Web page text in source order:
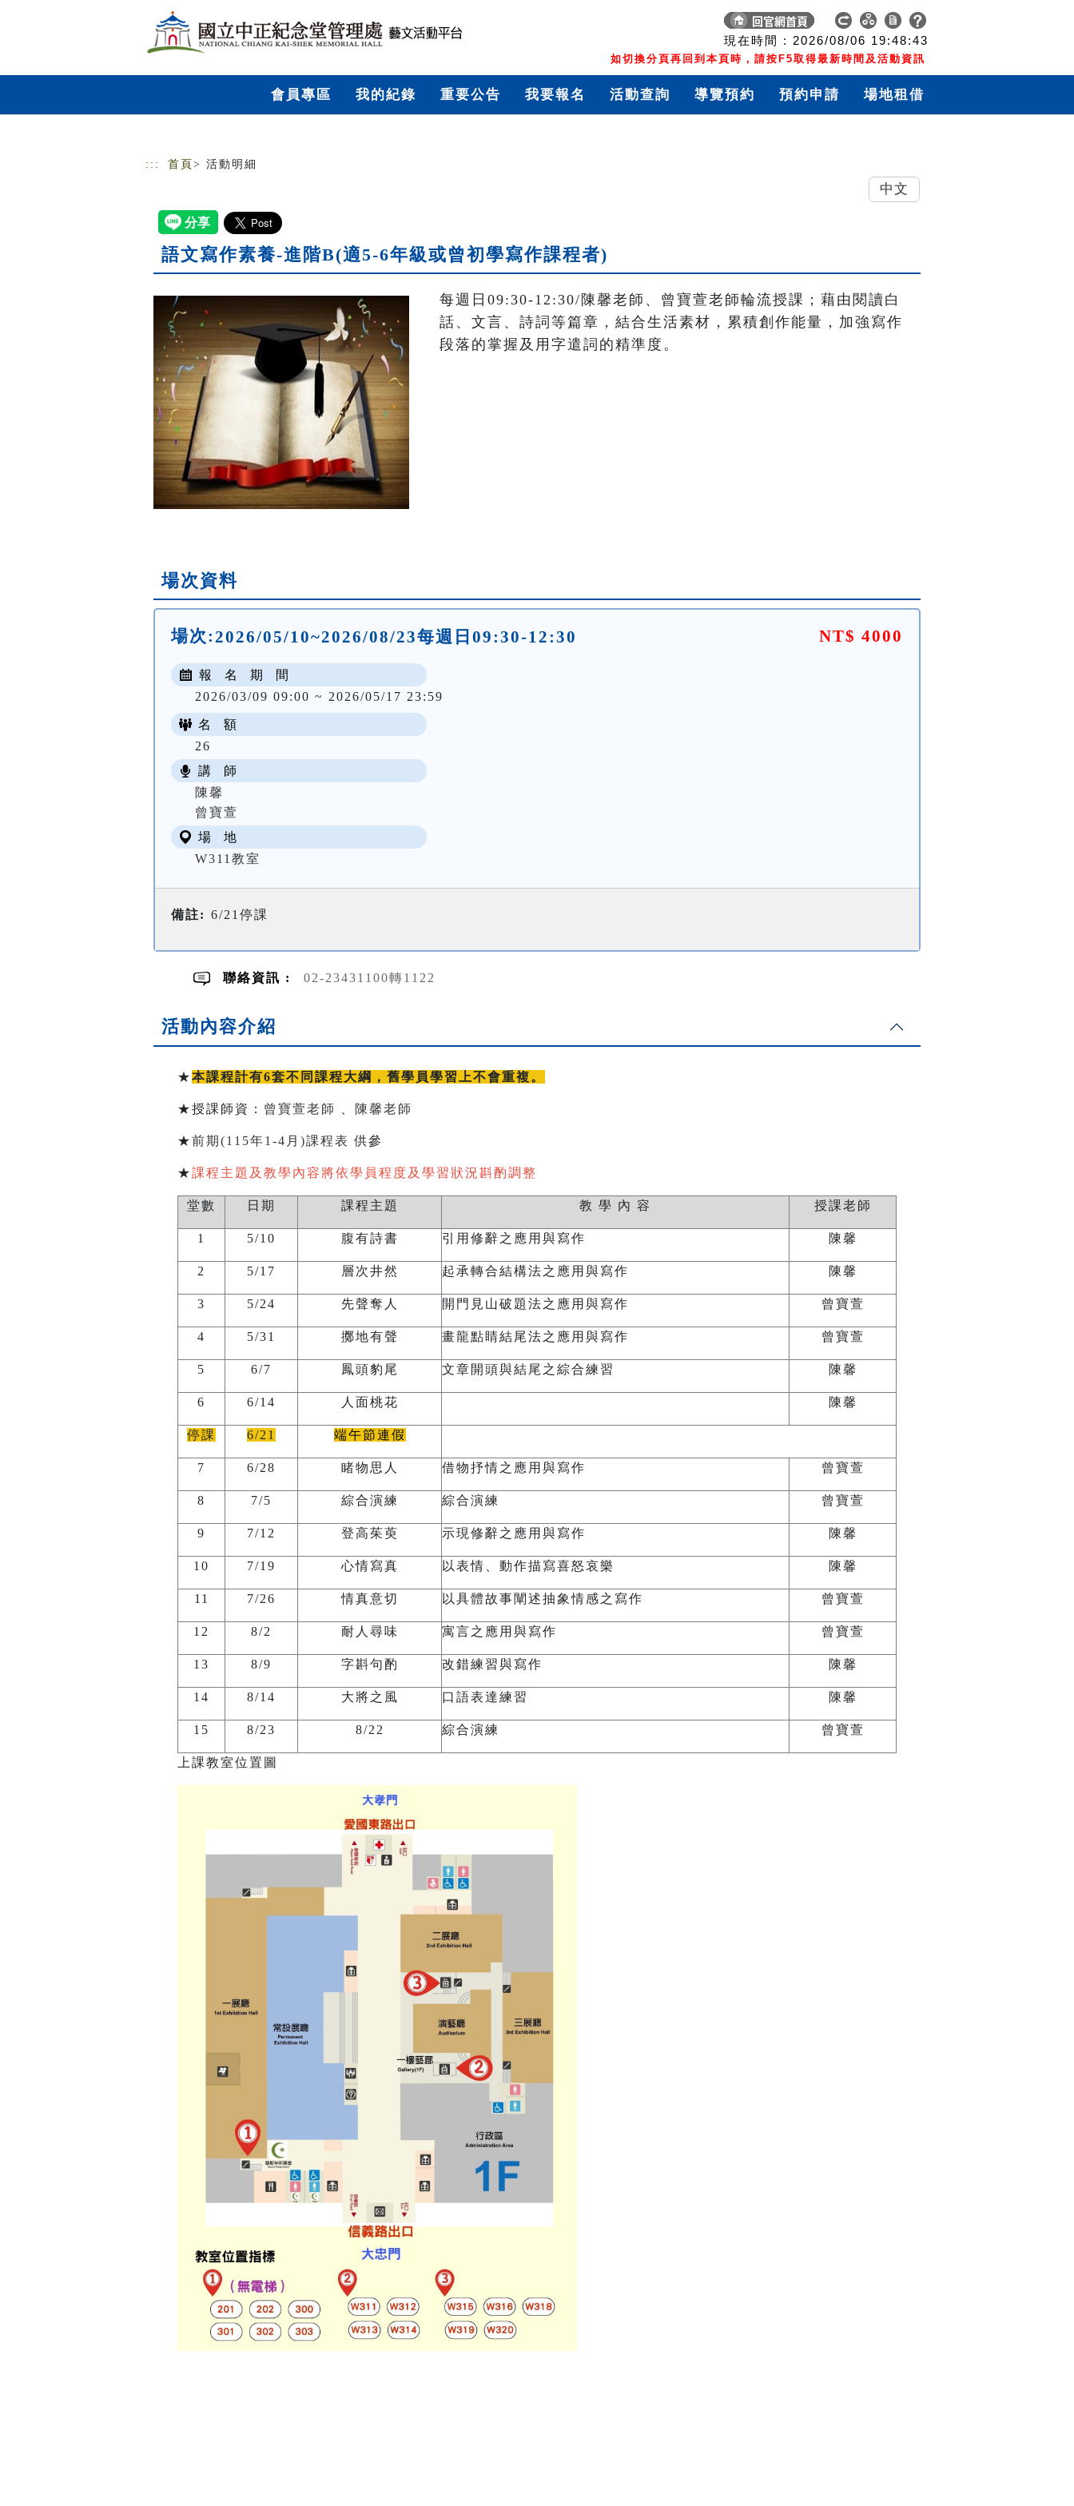
現在時間 : 2026/08/06 19:48:44
如切換分頁再回到本頁時，請按F5取得最新時間及活動資訊
會員專區 我的紀錄 重要公告 我要報名 活動查詢 導覽預約 預約申請 場地租借
::: 首頁 > 活動明細
語文寫作素養-進階B(適5-6年級或曾初學寫作課程者)
每週日09:30-12:30/陳馨老師、曾寶萱老師輪流授課；藉由閱讀白
話、文言、詩詞等篇章，結合生活素材，累積創作能量，加強寫作
段落的掌握及用字遣詞的精準度。
場次資料
場次:2026/05/10~2026/08/23每週日09:30-12:30 NT$ 4000
報 名 期 間
2026/03/09 09:00 ~ 2026/05/17 23:59
名 額
26
講 師
陳馨
曾寶萱
場 地
W311教室
備註: 6/21停課
聯絡資訊 : 02-23431100轉1122
活動內容介紹
★本課程計有6套不同課程大綱，舊學員學習上不會重複。
★授課師資： 曾寶萱老師 陳馨老師
★前期(115年1-4月)課程表 供參
★課程主題及教學內容將依學員程度及學習狀況斟酌調整
堂數 日期 課程主題 教 學 內 容 授課老師
1 5/10 腹有詩書 引用修辭之應用與寫作 陳馨
2 5/17 層次井然 起承轉合結構法之應用與寫作 陳馨
3 5/24 先聲奪人 開門見山破題法之應用與寫作 曾寶萱
4 5/31 擲地有聲 畫龍點睛結尾法之應用與寫作 曾寶萱
5 6/7 鳳頭豹尾 文章開頭與結尾之綜合練習 陳馨
6 6/14 人面桃花 陳馨
停課 6/21 端午節連假
7 6/28 睹物思人 借物抒情之應用與寫作 曾寶萱
8 7/5 綜合演練 綜合演練 曾寶萱
9 7/12 登高茱萸 示現修辭之應用與寫作 陳馨
10 7/19 心情寫真 以表情、動作描寫喜怒哀樂 陳馨
11 7/26 情真意切 以具體故事闡述抽象情感之寫作 曾寶萱
12 8/2 耐人尋味 寓言之應用與寫作 曾寶萱
13 8/9 字斟句酌 改錯練習與寫作 陳馨
14 8/14 大將之風 口語表達練習 陳馨
15 8/23 8/22 綜合演練 曾寶萱
上課教室位置圖